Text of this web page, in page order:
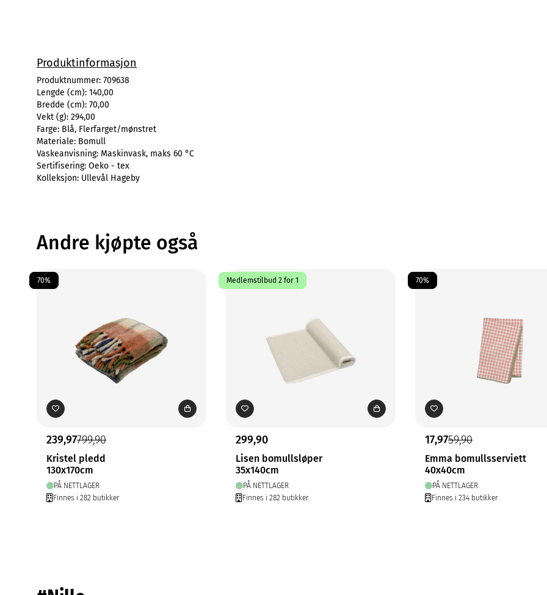
Produktinformasjon
Produktnummer: 709638
Lengde (cm): 140,00
Bredde (cm): 70,00
Vekt (g): 294,00
Farge: Blå, Flerfarget/mønstret
Materiale: Bomull
Vaskeanvisning: Maskinvask, maks 60 °C
Sertifisering: Oeko - tex
Kolleksjon: Ullevål Hageby
Andre kjøpte også
70%
239,97799,90
Kristel pledd
130x170cm
PÅ NETTLAGER
Finnes i 282 butikker
Medlemstilbud 2 for 1
299,90
Lisen bomullsløper
35x140cm
PÅ NETTLAGER
Finnes i 282 butikker
70%
17,9759,90
Emma bomullsserviett
40x40cm
PÅ NETTLAGER
Finnes i 234 butikker